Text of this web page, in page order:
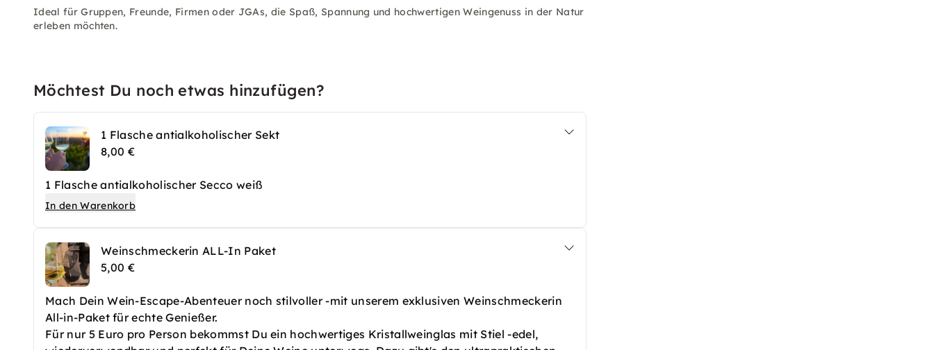
Ideal für Gruppen, Freunde, Firmen oder JGAs, die Spaß, Spannung und hochwertigen Weingenuss in der Natur
erleben möchten.
Möchtest Du noch etwas hinzufügen?
1 Flasche antialkoholischer Sekt
8,00 €
1 Flasche antialkoholischer Secco weiß
In den Warenkorb
Weinschmeckerin ALL-In Paket
5,00 €
Mach Dein Wein-Escape-Abenteuer noch stilvoller -mit unserem exklusiven Weinschmeckerin
All-in-Paket für echte Genießer.
Für nur 5 Euro pro Person bekommst Du ein hochwertiges Kristallweinglas mit Stiel -edel,